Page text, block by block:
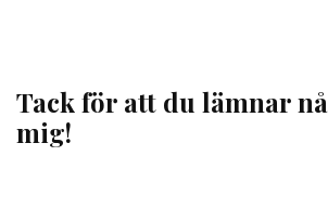
Tack för att du lämnar
mig!